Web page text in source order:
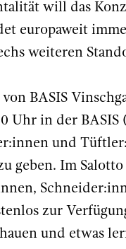
will das
europaweit
weiteren
BASIS
Uhr in der
und
geben. Im
zur
und etwas